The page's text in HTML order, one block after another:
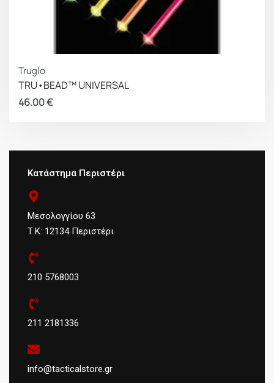
Truglo
TRU•BEAD™ UNIVERSAL
46.00€
Κατάστημα Περιστέρι
Μεσολογγίου 63
Τ.Κ: 12134 Περιστέρι
210 5768003
211 2181336
info@tacticalstore.gr